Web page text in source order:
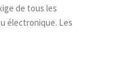
de tous les
électronique. Les